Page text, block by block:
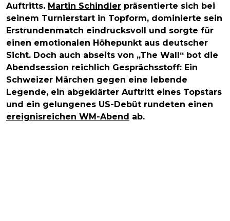
Auftritts. Martin Schindler präsentierte sich bei
seinem Turnierstart in Topform, dominierte sein
Erstrundenmatch eindrucksvoll und sorgte für
einen emotionalen Höhepunkt aus deutscher
Sicht. Doch auch abseits von „The Wall“ bot die
Abendsession reichlich Gesprächsstoff: Ein
Schweizer Märchen gegen eine lebende
Legende, ein abgeklärter Auftritt eines Topstars
und ein gelungenes US-Debüt rundeten einen
ereignisreichen WM-Abend ab.